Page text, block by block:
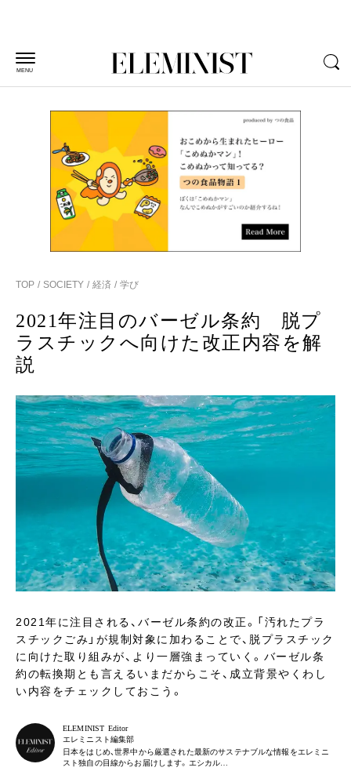
MENU
TOP SOCIETY 経済 学び
2021年注目のバーゼル条約 脱プ
ラスチックへ向けた改正内容を解
説
2021年に注目される、バーゼル条約の改正。「汚れたプラ
スチックごみ」が規制対象に加わることで、脱プラスチック
に向けた取り組みが、より一層強まっていく。バーゼル条
約の転換期とも言えるいまだからこそ、成立背景やくわし
い内容をチェックしておこう。
ELEMINIST Editor
エレミニスト編集部
日本をはじめ、世界中から厳選された最新のサステナブルな情報をエレミニ
スト独自の目線からお届けします。エシカル…